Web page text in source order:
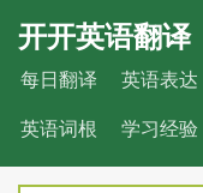
开开英语翻译
每日翻译 英语表达
英语词根 学习经验